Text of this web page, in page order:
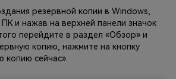
резервной копии в Windows,
и нажав на верхней панели значок
перейдите в раздел «Обзор» и
копию, нажмите на кнопку
копию сейчас».